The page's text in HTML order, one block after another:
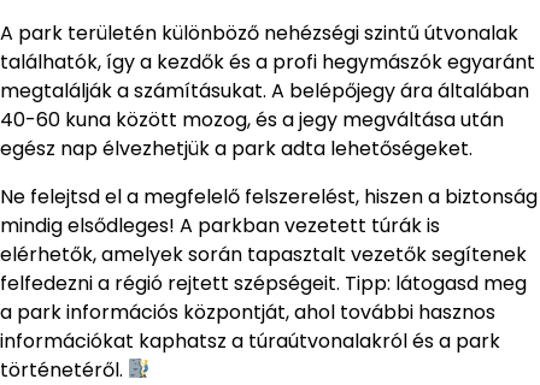
A park területén különböző nehézségi szintű útvonalak
találhatók, így a kezdők és a profi hegymászók egyaránt
megtalálják a számításukat. A belépőjegy ára általában
40-60 kuna között mozog, és a jegy megváltása után
egész nap élvezhetjük a park adta lehetőségeket.
Ne felejtsd el a megfelelő felszerelést, hiszen a biztonság
mindig elsődleges! A parkban vezetett túrák is
elérhetők, amelyek során tapasztalt vezetők segítenek
felfedezni a régió rejtett szépségeit. Tipp: látogasd meg
a park információs központját, ahol további hasznos
információkat kaphatsz a túraútvonalakról és a park
történetéről.